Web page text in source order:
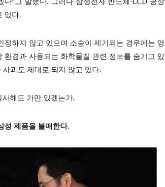
있다.
하지 않고 있으며 소송이 제기되는 경우에는 영
경과 사용되는 화학물질 관련 정보를 숨기고 있
과도 제대로 되지 않고 있다.
해도 가만 있겠는가.
성 제품을 불매한다.